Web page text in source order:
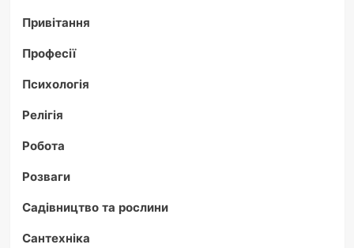
Привітання
Професії
Психологія
Релігія
Робота
Розваги
Садівництво та рослини
Сантехніка